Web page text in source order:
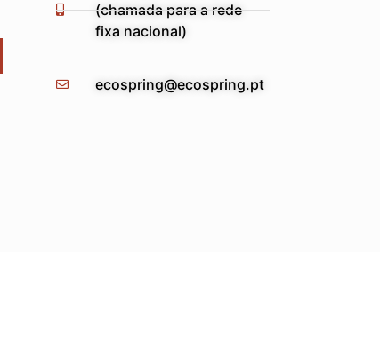
(chamada para a rede
fixa nacional)
ecospring@ecospring.pt